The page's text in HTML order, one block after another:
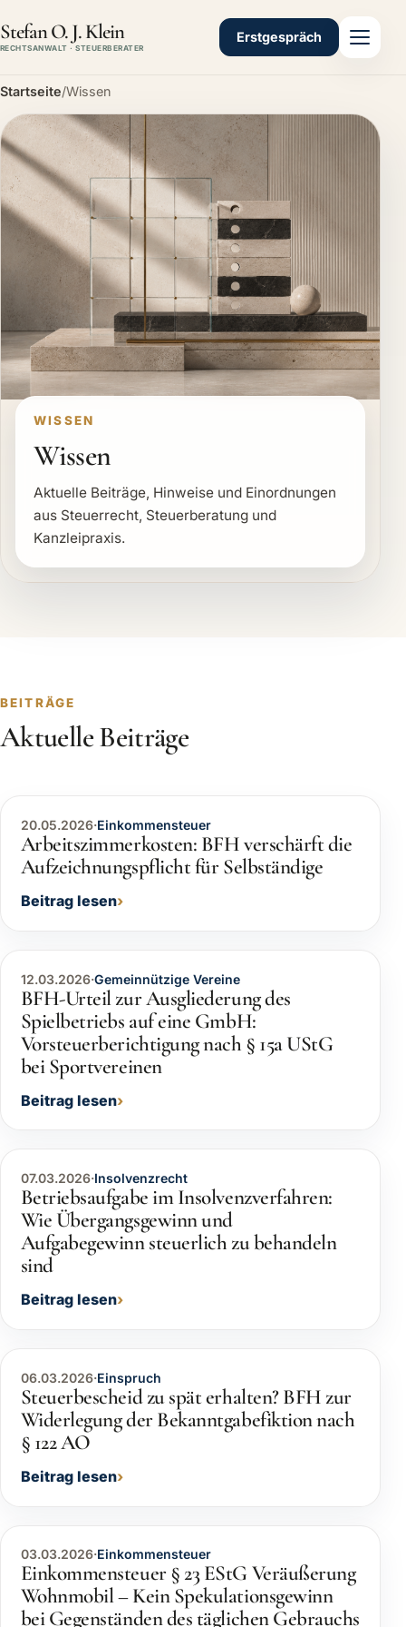
Stefan O. J. Klein
RECHTSANWALT · STEUERBERATER
Erstgespräch
Startseite/Wissen
WISSEN
Wissen
Aktuelle Beiträge, Hinweise und Einordnungen
aus Steuerrecht, Steuerberatung und
Kanzleipraxis.
BEITRÄGE
Aktuelle Beiträge
20.05.2026·Einkommensteuer
Arbeitszimmerkosten: BFH verschärft die
Aufzeichnungspflicht für Selbständige
Beitrag lesen
12.03.2026·Gemeinnützige Vereine
BFH-Urteil zur Ausgliederung des
Spielbetriebs auf eine GmbH:
Vorsteuerberichtigung nach § 15a UStG
bei Sportvereinen
Beitrag lesen
07.03.2026·Insolvenzrecht
Betriebsaufgabe im Insolvenzverfahren:
Wie Übergangsgewinn und
Aufgabegewinn steuerlich zu behandeln
sind
Beitrag lesen
06.03.2026·Einspruch
Steuerbescheid zu spät erhalten? BFH zur
Widerlegung der Bekanntgabefiktion nach
§ 122 AO
Beitrag lesen
03.03.2026·Einkommensteuer
Einkommensteuer § 23 EStG Veräußerung
Wohnmobil – Kein Spekulationsgewinn
bei Gegenständen des täglichen Gebrauchs